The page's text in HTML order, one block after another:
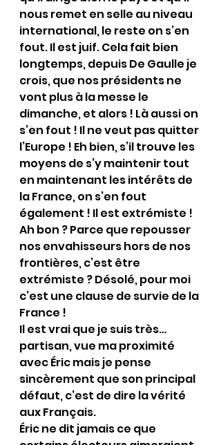
nous remet en selle au niveau
international, le reste on s’en
fout. Il est juif. Cela fait bien
longtemps, depuis De Gaulle je
crois, que nos présidents ne
vont plus à la messe le
dimanche, et alors ! Là aussi on
s’en fout ! Il ne veut pas quitter
l’Europe ! Eh bien, s’il trouve les
moyens de s’y maintenir tout
en maintenant les intérêts de
la France, on s’en fout
également ! Il est extrémiste !
Ah bon ? Parce que repousser
nos envahisseurs hors de nos
frontières, c’est être
extrémiste ? Désolé, pour moi
c’est une clause de survie de la
France !
Il est vrai que je suis très…
partisan, vue ma proximité
avec Éric mais je pense
sincèrement que son principal
défaut, c’est de dire la vérité
aux Français.
Éric ne dit jamais ce que